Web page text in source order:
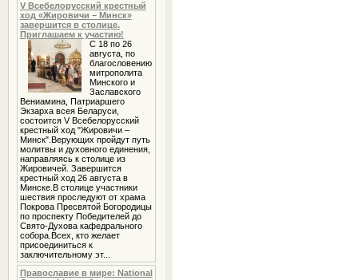
V Всебелорусский крестный
ход «Жировичи – Минск»
завершится в столице.
Приглашаем к участию!
С 18 по 26
августа, по
благословению
митрополита
Минского и
Заславского
Вениамина, Патриаршего
Экзарха всея Беларуси,
состоится V Всебелорусский
крестный ход "Жировичи –
Минск".Верующих пройдут путь
молитвы и духовного единения,
направляясь к столице из
Жировичей. Завершится
крестный ход 26 августа в
Минске.В столице участники
шествия проследуют от храма
Покрова Пресвятой Богородицы
по проспекту Победителей до
Свято-Духова кафедрального
собора.Всех, кто желает
присоединиться к
заключительному эт...
Православие в мире: National